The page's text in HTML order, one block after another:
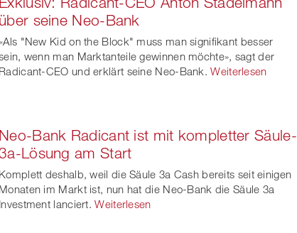
über seine Neo-Bank
«Als "New Kid on the Block" muss man signifikant besser
wenn man Marktanteile gewinnen möchte», sagt der
Radicant-CEO und erklärt seine Neo-Bank. Weiterlesen
Neo-Bank Radicant ist mit kompletter Säule-
Lösung am Start
Komplett deshalb, weil die Säule 3a Cash bereits seit einigen
Monaten im Markt ist, nun hat die Neo-Bank die Säule 3a
Investment lanciert. Weiterlesen